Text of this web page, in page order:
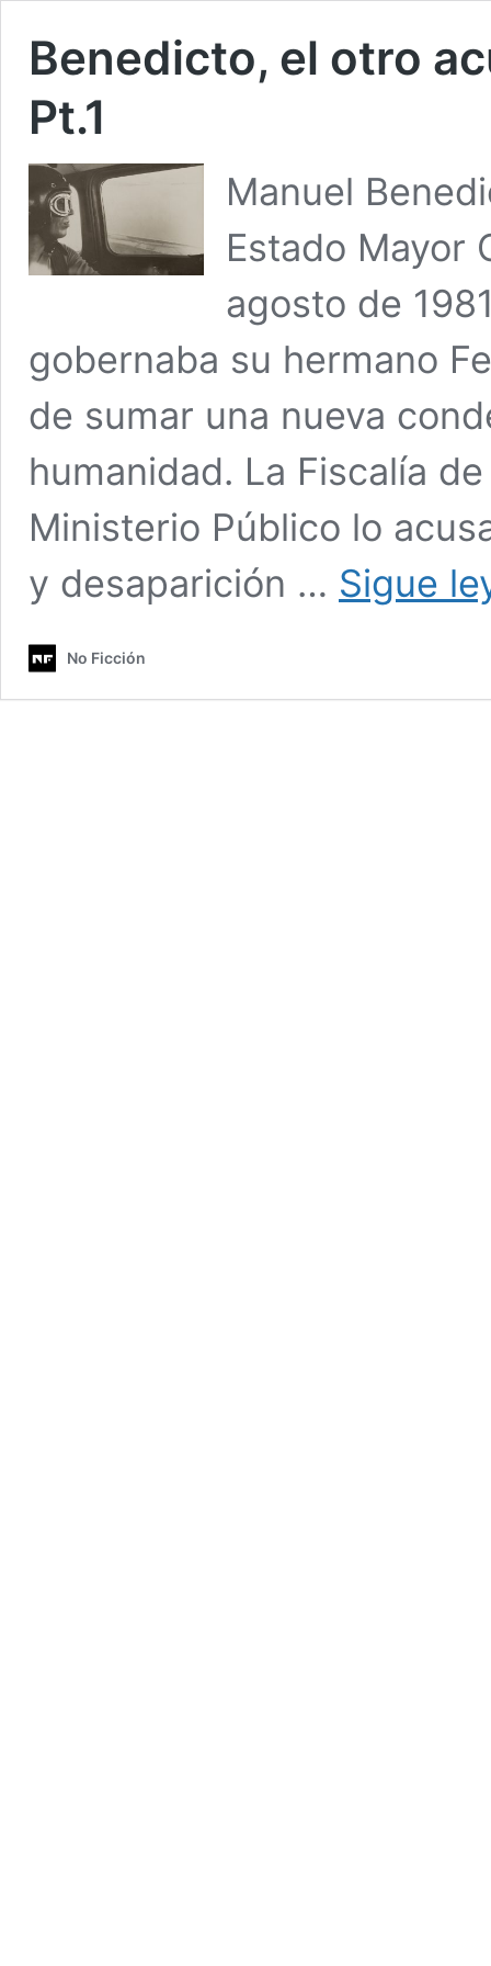
Benedicto, el otro
Pt.1
Manuel
Estado Mayor
agosto de
gobernaba su hermano
de sumar una nueva
humanidad. La Fiscalía
Ministerio Público lo
y desaparición … Sigue
No Ficción